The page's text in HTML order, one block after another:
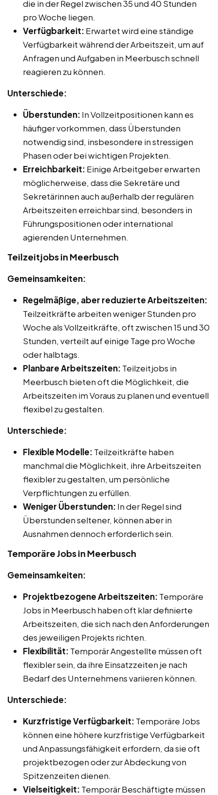
die in der Regel zwischen 35 und 40 Stunden
pro Woche liegen.
Verfügbarkeit: Erwartet wird eine ständige
Verfügbarkeit während der Arbeitszeit, um auf
Anfragen und Aufgaben in Meerbusch schnell
reagieren zu können.
Unterschiede:
Überstunden: In Vollzeitpositionen kann es
häufiger vorkommen, dass Überstunden
notwendig sind, insbesondere in stressigen
Phasen oder bei wichtigen Projekten.
Erreichbarkeit: Einige Arbeitgeber erwarten
möglicherweise, dass die Sekretäre und
Sekretärinnen auch außerhalb der regulären
Arbeitszeiten erreichbar sind, besonders in
Führungspositionen oder international
agierenden Unternehmen.
Teilzeitjobs in Meerbusch
Gemeinsamkeiten:
Regelmäßige, aber reduzierte Arbeitszeiten:
Teilzeitkräfte arbeiten weniger Stunden pro
Woche als Vollzeitkräfte, oft zwischen 15 und 30
Stunden, verteilt auf einige Tage pro Woche
oder halbtags.
Planbare Arbeitszeiten: Teilzeitjobs in
Meerbusch bieten oft die Möglichkeit, die
Arbeitszeiten im Voraus zu planen und eventuell
flexibel zu gestalten.
Unterschiede:
Flexible Modelle: Teilzeitkräfte haben
manchmal die Möglichkeit, ihre Arbeitszeiten
flexibler zu gestalten, um persönliche
Verpflichtungen zu erfüllen.
Weniger Überstunden: In der Regel sind
Überstunden seltener, können aber in
Ausnahmen dennoch erforderlich sein.
Temporäre Jobs in Meerbusch
Gemeinsamkeiten:
Projektbezogene Arbeitszeiten: Temporäre
Jobs in Meerbusch haben oft klar definierte
Arbeitszeiten, die sich nach den Anforderungen
des jeweiligen Projekts richten.
Flexibilität: Temporär Angestellte müssen oft
flexibler sein, da ihre Einsatzzeiten je nach
Bedarf des Unternehmens variieren können.
Unterschiede:
Kurzfristige Verfügbarkeit: Temporäre Jobs
können eine höhere kurzfristige Verfügbarkeit
und Anpassungsfähigkeit erfordern, da sie oft
projektbezogen oder zur Abdeckung von
Spitzenzeiten dienen.
Vielseitigkeit: Temporär Beschäftigte müssen